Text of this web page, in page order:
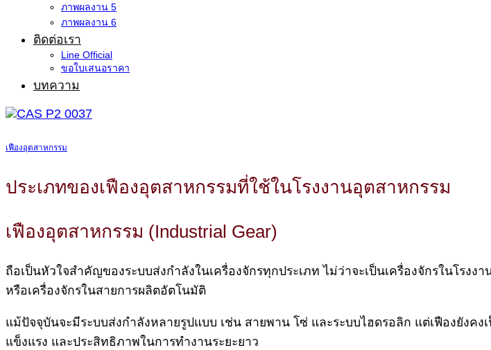
ภาพผลงาน 5
ภาพผลงาน 6
ติดต่อเรา
Line Official
ขอใบเสนอราคา
บทความ
เฟืองอุตสาหกรรม
ประเภทของเฟืองอุตสาหกรรมที่ใช้ในโรงงานอุตสาหกรรม
เฟืองอุตสาหกรรม (Industrial Gear)
ถือเป็นหัวใจสำคัญของระบบส่งกำลังในเครื่องจักรทุกประเภท ไม่ว่าจะเป็นเครื่องจักรในโรง
หรือเครื่องจักรในสายการผลิตอัตโนมัติ
แม้ปัจจุบันจะมีระบบส่งกำลังหลายรูปแบบ เช่น สายพาน โซ่ และระบบไฮดรอลิก แต่เฟืองยัง
แข็งแรง และประสิทธิภาพในการทำงานระยะยาว